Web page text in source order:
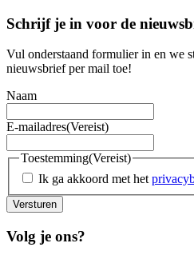
Schrijf je in voor de
Vul onderstaand formulier in en we
nieuwsbrief per mail toe!
Naam
E-mailadres(Vereist)
Toestemming(Vereist)
Ik ga akkoord met het
Versturen
Volg je ons?